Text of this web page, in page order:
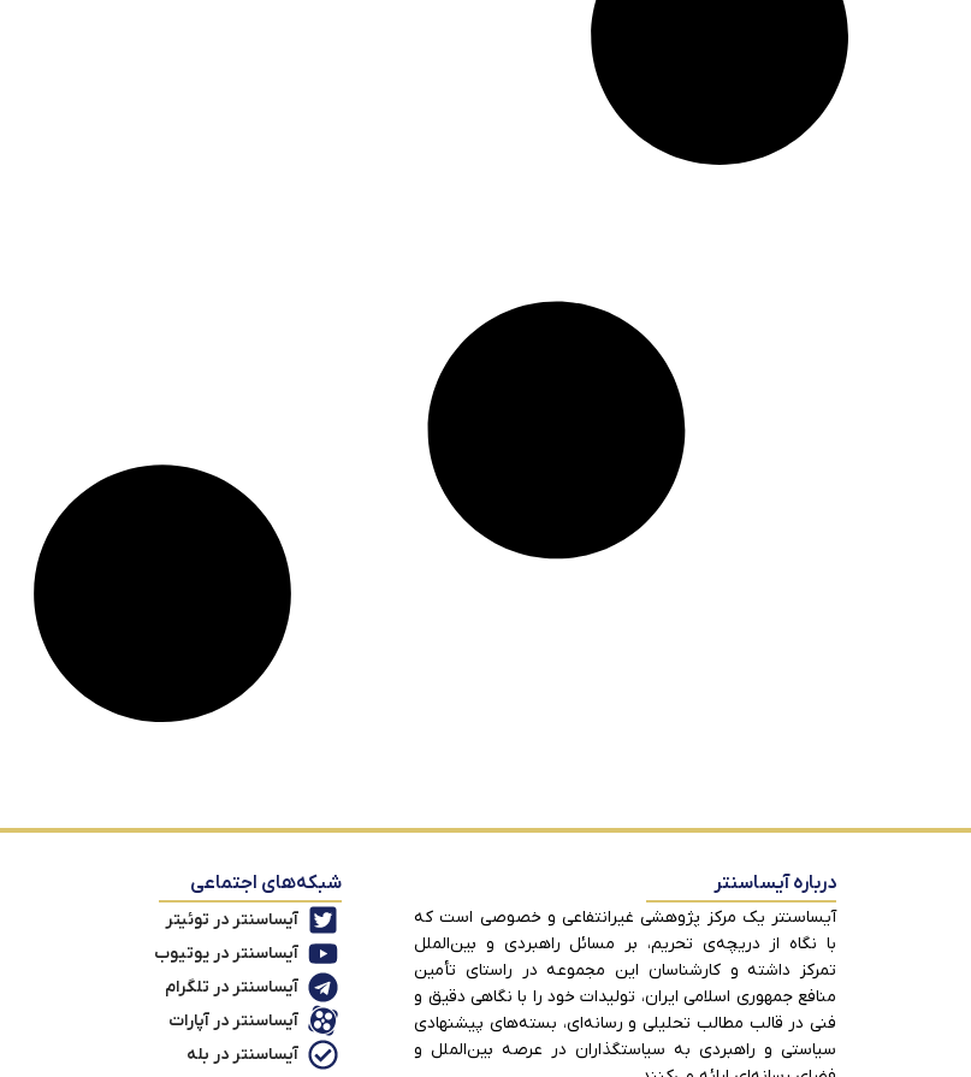
درباره آیساسنتر
آیساسنتر یک مرکز پژوهشی غیرانتفاعی و خصوصی است که
با نگاه از دریچه‌ی تحریم، بر مسائل راهبردی و بین‌الملل
تمرکز داشته و کارشناسان این مجموعه در راستای تأمین
منافع جمهوری اسلامی ایران، تولیدات خود را با نگاهی دقیق و
فنی در قالب مطالب تحلیلی و رسانه‌ای، بسته‌های پیشنهادی
سیاستی و راهبردی به سیاستگذاران در عرصه بین‌الملل و
شبکه‌های اجتماعی
آیساسنتر در توئیتر
آیساسنتر در یوتیوب
آیساسنتر در تلگرام
آیساسنتر در آپارات
آیساسنتر در بله